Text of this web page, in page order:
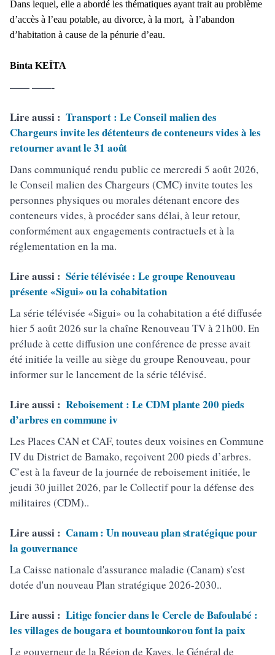
Dans lequel, elle a abordé les thématiques ayant trait au problème
d’accès à l’eau potable, au divorce, à la mort, à l’abandon
d’habitation à cause de la pénurie d’eau.
Binta KEÏTA
—— ——-
Lire aussi : Transport : Le Conseil malien des
Chargeurs invite les détenteurs de conteneurs vides à les
retourner avant le 31 août
Dans communiqué rendu public ce mercredi 5 août 2026,
le Conseil malien des Chargeurs (CMC) invite toutes les
personnes physiques ou morales détenant encore des
conteneurs vides, à procéder sans délai, à leur retour,
conformément aux engagements contractuels et à la
réglementation en la ma.
Lire aussi : Série télévisée : Le groupe Renouveau
présente «Sigui» ou la cohabitation
La série télévisée «Sigui» ou la cohabitation a été diffusée
hier 5 août 2026 sur la chaîne Renouveau TV à 21h00. En
prélude à cette diffusion une conférence de presse avait
été initiée la veille au siège du groupe Renouveau, pour
informer sur le lancement de la série télévisé.
Lire aussi : Reboisement : Le CDM plante 200 pieds
d’arbres en commune iv
Les Places CAN et CAF, toutes deux voisines en Commune
IV du District de Bamako, reçoivent 200 pieds d’arbres.
C’est à la faveur de la journée de reboisement initiée, le
jeudi 30 juillet 2026, par le Collectif pour la défense des
militaires (CDM)..
Lire aussi : Canam : Un nouveau plan stratégique pour
la gouvernance
La Caisse nationale d'assurance maladie (Canam) s'est
dotée d'un nouveau Plan stratégique 2026-2030..
Lire aussi : Litige foncier dans le Cercle de Bafoulabé :
les villages de bougara et bountounkorou font la paix
Le gouverneur de la Région de Kayes, le Général de